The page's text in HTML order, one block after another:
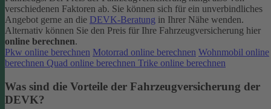
verschiedenen Faktoren ab. Sie können sich für ein unverbindliches
Angebot gerne an die DEVK-Beratung in Ihrer Nähe wenden.
Alternativ können Sie den Preis für Ihre Fahrzeugversicherung hier
online berechnen.
Pkw online berechnen Motorrad online berechnen Wohnmobil online
berechnen Quad online berechnen Trike online berechnen
Was sind die Vorteile der Fahrzeugversicherung der
DEVK?